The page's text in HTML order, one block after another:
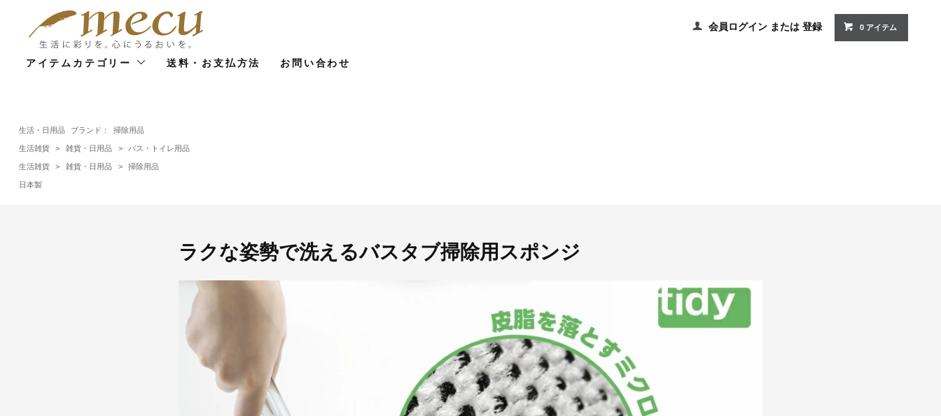
会員ログイン または登録 0 アイテム
アイテムカテゴリー 送料・お支払方法 お問い合わせ
生活・日用品 ブランド： 掃除用品
生活雑貨 > 雑貨・日用品 > バス・トイレ用品
生活雑貨 > 雑貨・日用品 > 掃除用品
日本製
ラクな姿勢で洗えるバスタブ掃除用スポンジ